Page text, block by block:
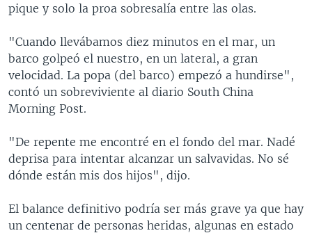
pique y solo la proa sobresalía entre las olas.
"Cuando llevábamos diez minutos en el mar, un
barco golpeó el nuestro, en un lateral, a gran
velocidad. La popa (del barco) empezó a hundirse",
contó un sobreviviente al diario South China
Morning Post.
"De repente me encontré en el fondo del mar. Nadé
deprisa para intentar alcanzar un salvavidas. No sé
dónde están mis dos hijos", dijo.
El balance definitivo podría ser más grave ya que hay
un centenar de personas heridas, algunas en estado